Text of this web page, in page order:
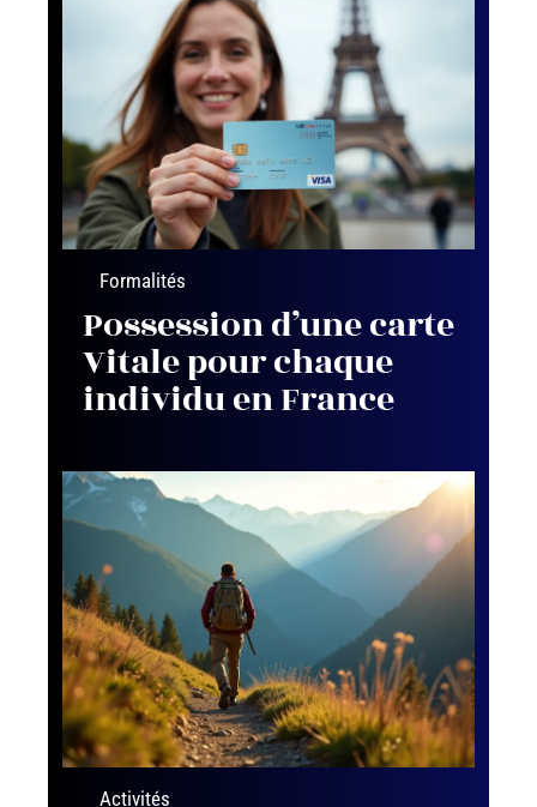
Formalités
Possession d’une carte
Vitale pour chaque
individu en France
Activités